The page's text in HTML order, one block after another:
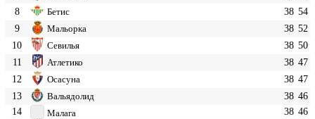
8
Бетис 38 54
9
Мальорка 38 52
10
Севилья 38 50
11
Атлетико 38 47
12
Осасуна 38 47
13
Вальядолид 38 46
14
Малага 38 46